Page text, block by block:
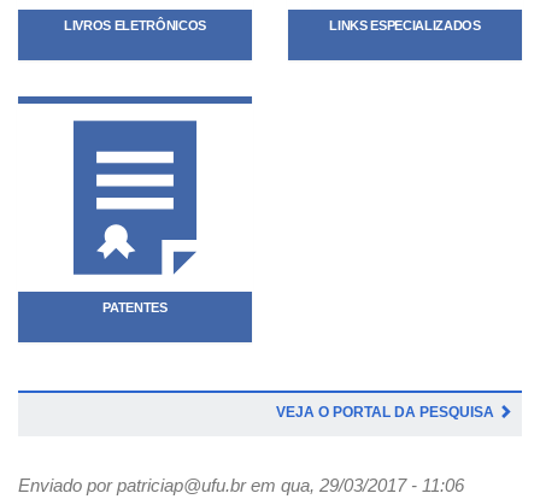
LIVROS ELETRÔNICOS LINKS ESPECIALIZADOS
PATENTES
VEJA O PORTAL DA PESQUISA
Enviado porpatriciap@ufu.brem qua, 29/03/2017 - 11:06